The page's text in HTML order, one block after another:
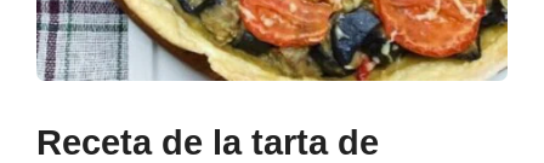
Receta de la tarta de